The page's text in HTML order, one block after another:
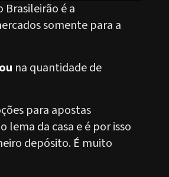
Brasileirão é a
somente para a
na quantidade de
para apostas
lema da casa e é por isso
depósito. É muito